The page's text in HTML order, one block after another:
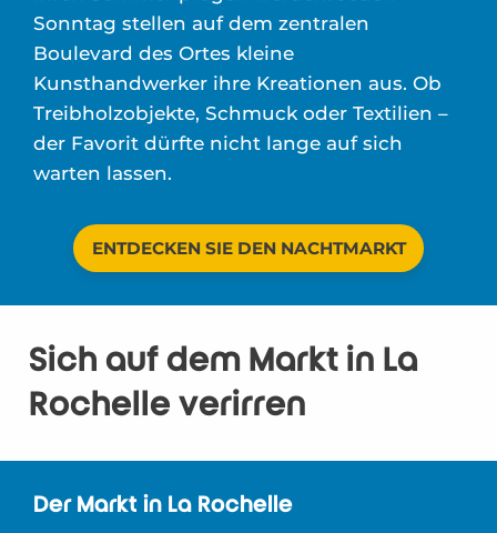
Sonntag stellen auf dem zentralen
Boulevard des Ortes kleine
Kunsthandwerker ihre Kreationen aus. Ob
Treibholzobjekte, Schmuck oder Textilien –
der Favorit dürfte nicht lange auf sich
warten lassen.
ENTDECKEN SIE DEN NACHTMARKT
Sich auf dem Markt in La
Rochelle verirren
Der Markt in La Rochelle